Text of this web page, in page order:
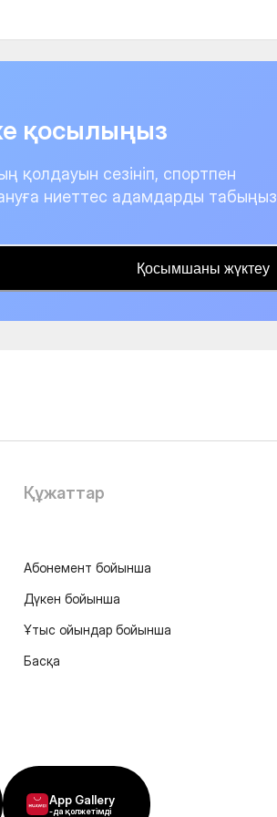
қосылыңыз
қолдауын сезініп, спортпен
ниеттес адамдарды табыңыз
Қосымшаны жүктеу
Құжаттар
Абонемент бойынша
Дүкен бойынша
Ұтыс ойындар бойынша
Басқа
App Gallery
-да қолжетімді